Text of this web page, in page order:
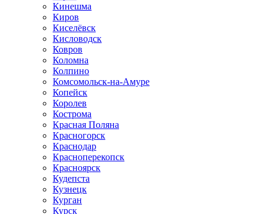
Кинешма
Киров
Киселёвск
Кисловодск
Ковров
Коломна
Колпино
Комсомольск-на-Амуре
Копейск
Королев
Кострома
Красная Поляна
Красногорск
Краснодар
Красноперекопск
Красноярск
Кудепста
Кузнецк
Курган
Курск